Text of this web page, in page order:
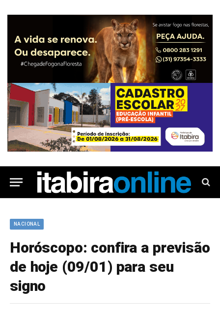
NACIONAL
Horóscopo: confira a previsão
de hoje (09/01) para seu
signo